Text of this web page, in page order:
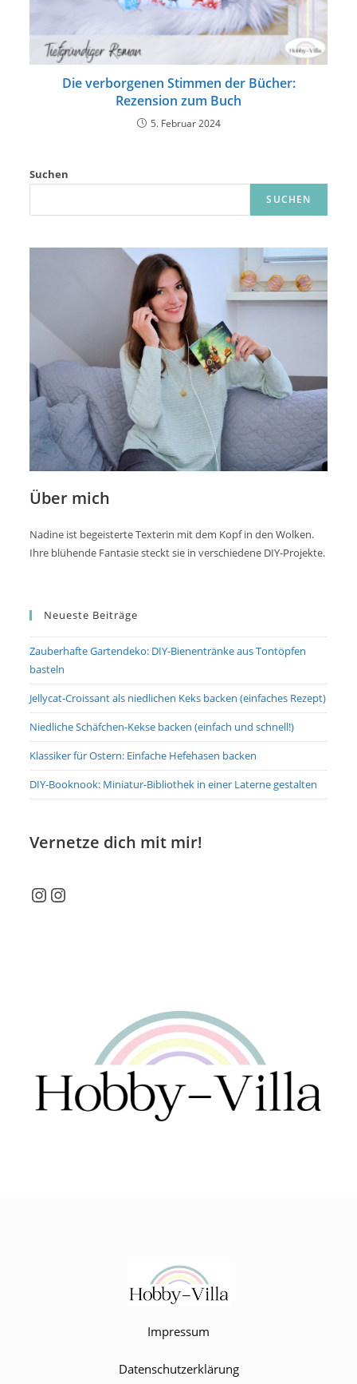
Die verborgenen Stimmen der Bücher:
Rezension zum Buch
5. Februar 2024
Suchen
SUCHEN
Über mich
Nadine ist begeisterte Texterin mit dem Kopf in den Wolken.
Ihre blühende Fantasie steckt sie in verschiedene DIY-Projekte.
Neueste Beiträge
Zauberhafte Gartendeko: DIY-Bienentränke aus Tontöpfen
basteln
Jellycat-Croissant als niedlichen Keks backen (einfaches Rezept)
Niedliche Schäfchen-Kekse backen (einfach und schnell!)
Klassiker für Ostern: Einfache Hefehasen backen
DIY-Booknook: Miniatur-Bibliothek in einer Laterne gestalten
Vernetze dich mit mir!
Instagram
Instagram
Impressum
Datenschutzerklärung